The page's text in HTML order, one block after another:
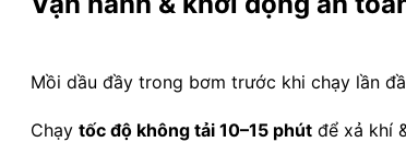
Mồi dầu đầy trong bơm trước khi chạy lần
Chạy tốc độ không tải 10–15 phút để xả khí